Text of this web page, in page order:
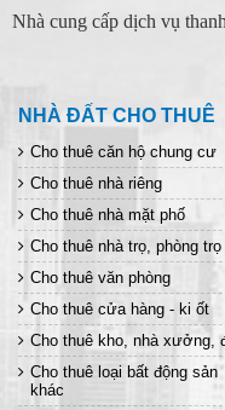
Nhà cung cấp dịch vụ
NHÀ ĐẤT CHO THUÊ
Cho thuê căn hộ chung cư
Cho thuê nhà riêng
Cho thuê nhà mặt phố
Cho thuê nhà trọ, phòng trọ
Cho thuê văn phòng
Cho thuê cửa hàng - ki ốt
Cho thuê kho, nhà xưởng,
Cho thuê loại bất động sản
khác